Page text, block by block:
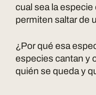
cual sea la
permiten saltar de
¿Por qué esa
especies cantan y
quién se queda y